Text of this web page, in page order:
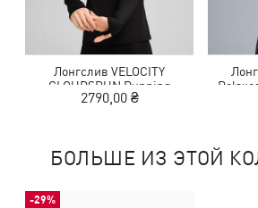
Лонгслив VELOCITY
CLOUDSPUN Running
Quarter-Zip Top Men
2790,00 ₴
БОЛЬШЕ ИЗ ЭТОЙ
-29%